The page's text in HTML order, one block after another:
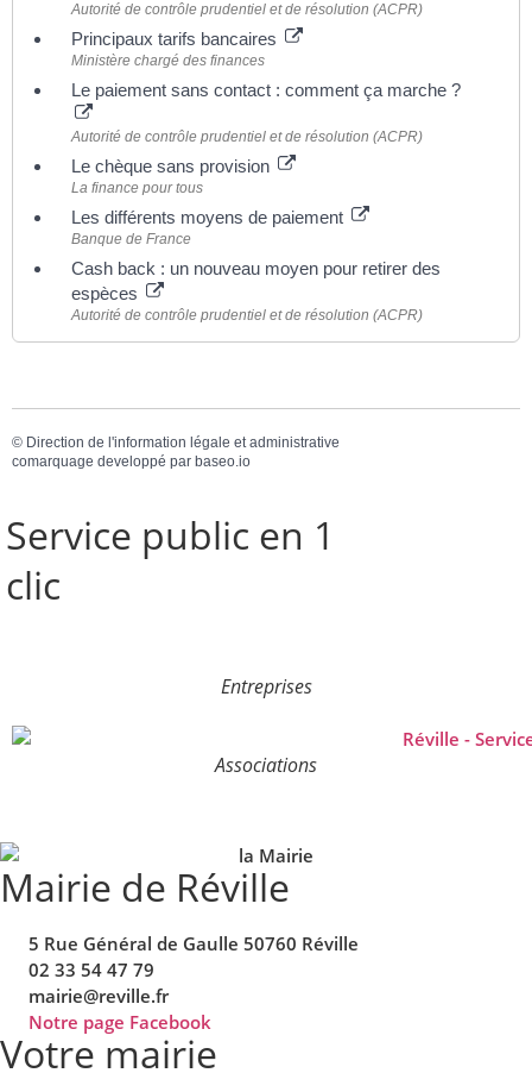
Autorité de contrôle prudentiel et de résolution (ACPR)
Principaux tarifs bancaires
Ministère chargé des finances
Le paiement sans contact : comment ça marche ?
Autorité de contrôle prudentiel et de résolution (ACPR)
Le chèque sans provision
La finance pour tous
Les différents moyens de paiement
Banque de France
Cash back : un nouveau moyen pour retirer des
espèces
Autorité de contrôle prudentiel et de résolution (ACPR)
© Direction de l'information légale et administrative
comarquage developpé par baseo.io
Service public en 1
clic
Entreprises
Associations
Mairie de Réville
5 Rue Général de Gaulle 50760 Réville
02 33 54 47 79
mairie@reville.fr
Notre page Facebook
Votre mairie